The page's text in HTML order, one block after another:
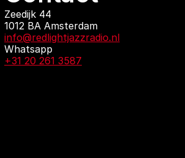
Zeedijk 44
1012 BA Amsterdam
info@redlightjazzradio.nl
Whatsapp
+31 20 261 3587